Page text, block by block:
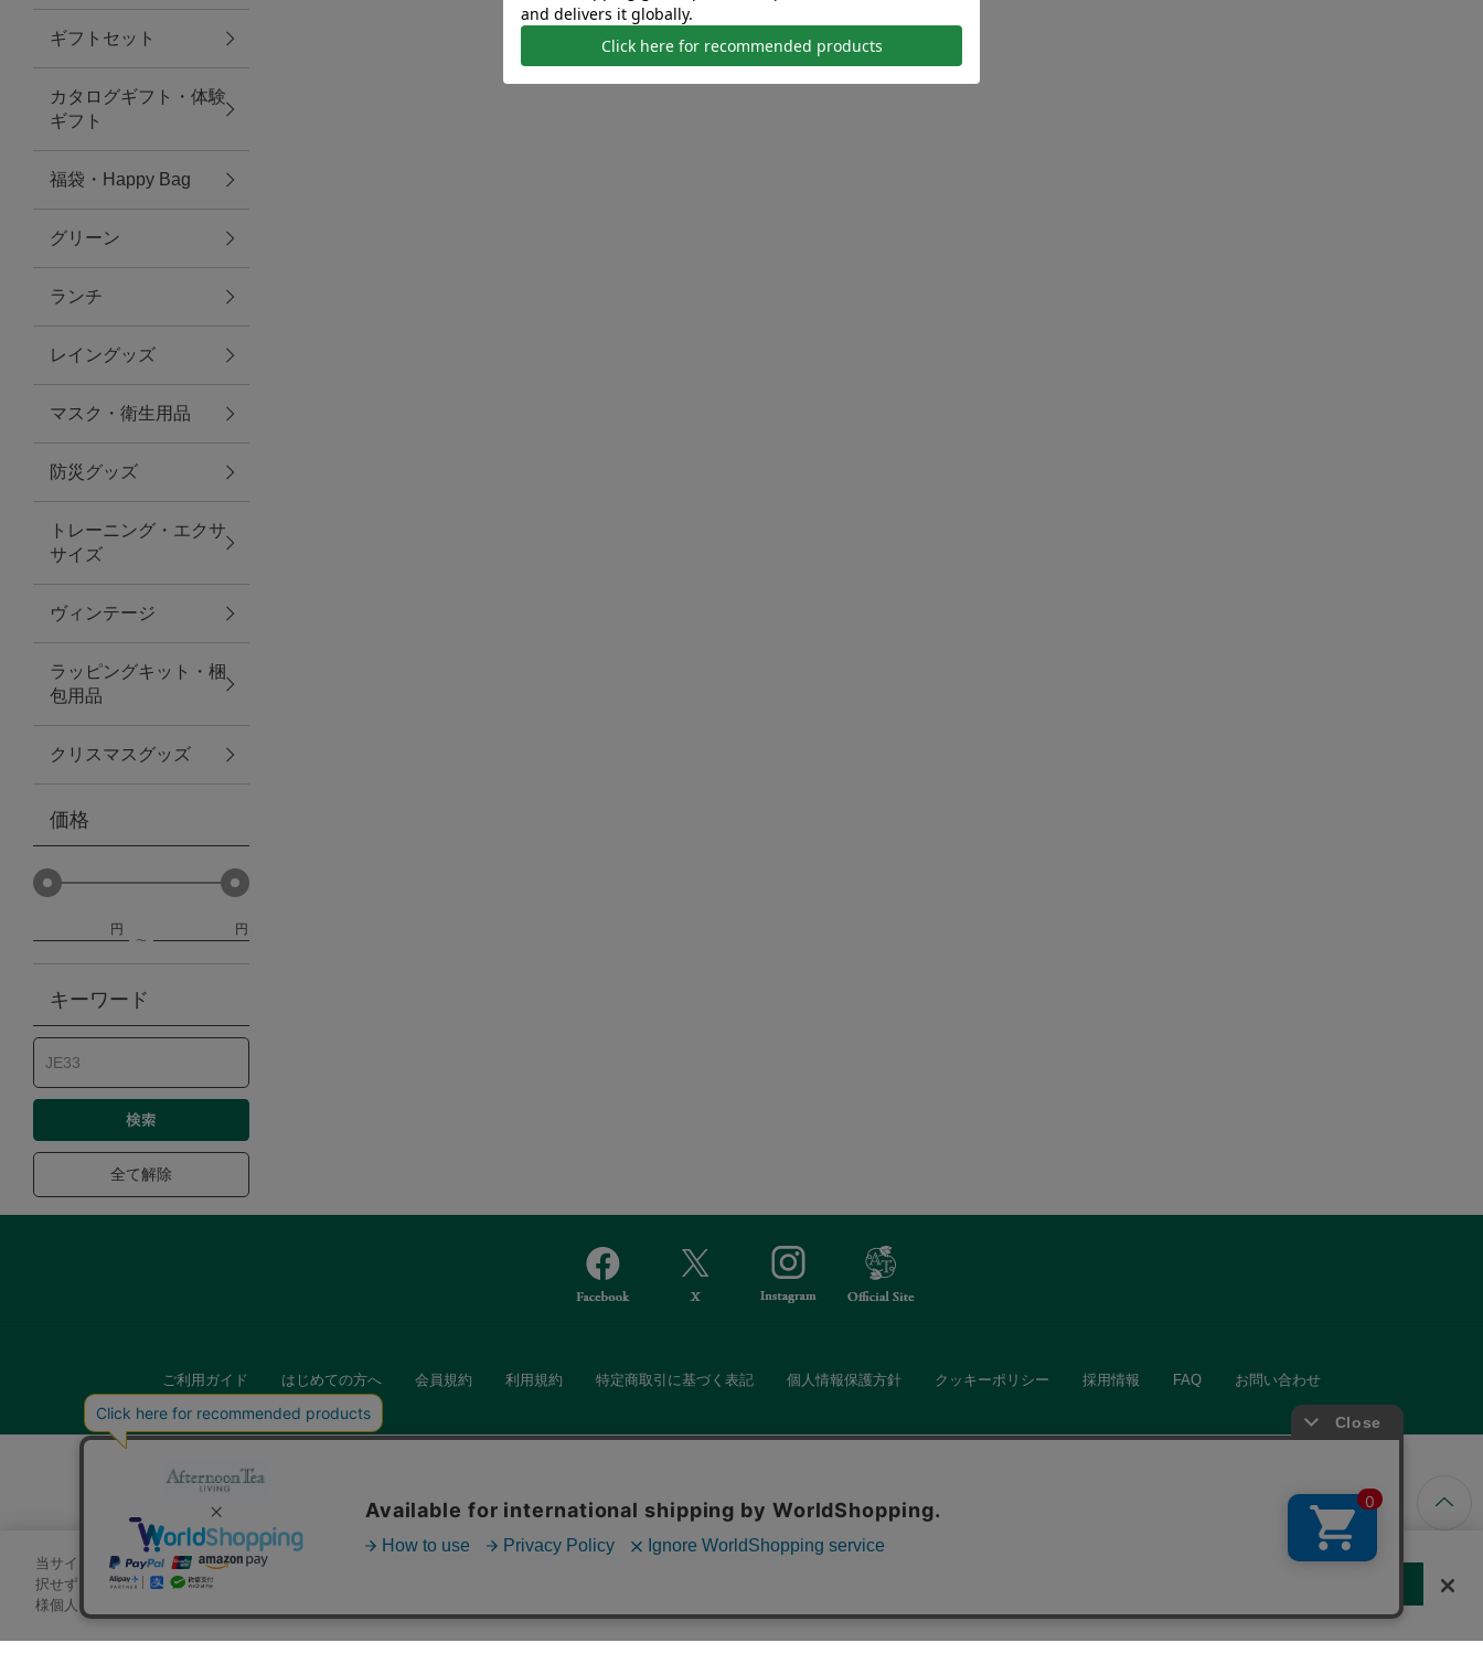
ウエア＆バッグ
ウエア
レイングッズ
アクセサリー
ファッション雑貨
ファッショングッズ
スマホケース・アクセサリー
ポーチ
ステーショナリー
その他
紅茶・フード
防災グッズ・非常食
トレーニング
ヴィンテージ
ギフトセット
カタログギフト・体験
ギフト
福袋・Happy Bag
グリーン
ランチ
レイングッズ
マスク・衛生用品
防災グッズ
トレーニング・エクサ
サイズ
ヴィンテージ
ラッピングキット・梱
包用品
クリスマスグッズ
価格
円 円
キーワード
全て解除
ご利用ガイド はじめての方へ 会員規約 利用規約 特定商取引に基づく表記 個人情報保護方針 クッキーポリシー 採用情報 FAQ お問い合わせ
当サイトでは、サイトの利便性向上のためにクッキーを使用いたします。ボタンから同意の可否を選択してください。選
択せずにページを移動した場合、クッキーの使用に同意したことになります。クッキーを通じて収集する情報には「お客
様個人を特定できる情報」は一切含まれておりません。詳細は